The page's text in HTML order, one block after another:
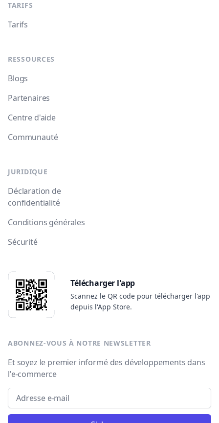
TARIFS
Tarifs
RESSOURCES
Blogs
Partenaires
Centre d'aide
Communauté
JURIDIQUE
Déclaration de
confidentialité
Conditions générales
Sécurité
Télécharger l'app
Scannez le QR code pour télécharger l'app
depuis l'App Store.
ABONNEZ-VOUS À NOTRE NEWSLETTER
Et soyez le premier informé des développements dans
l'e-commerce
Email address